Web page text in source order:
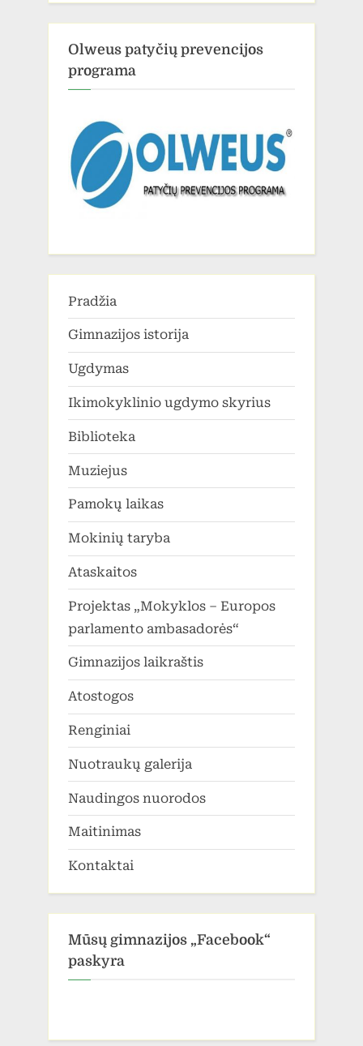
Olweus patyčių prevencijos
programa
Pradžia
Gimnazijos istorija
Ugdymas
Ikimokyklinio ugdymo skyrius
Biblioteka
Muziejus
Pamokų laikas
Mokinių taryba
Ataskaitos
Projektas „Mokyklos – Europos
parlamento ambasadorės“
Gimnazijos laikraštis
Atostogos
Renginiai
Nuotraukų galerija
Naudingos nuorodos
Maitinimas
Kontaktai
Mūsų gimnazijos „Facebook“
paskyra